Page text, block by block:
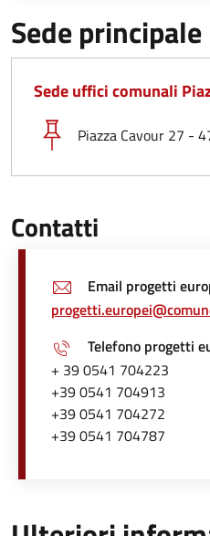
Sede principale
Sede uffici comunali
Piazza Cavour 27 -
Contatti
Email progetti
Telefono progetti
+ 39 0541 704223
+39 0541 704913
+39 0541 704272
+39 0541 704787